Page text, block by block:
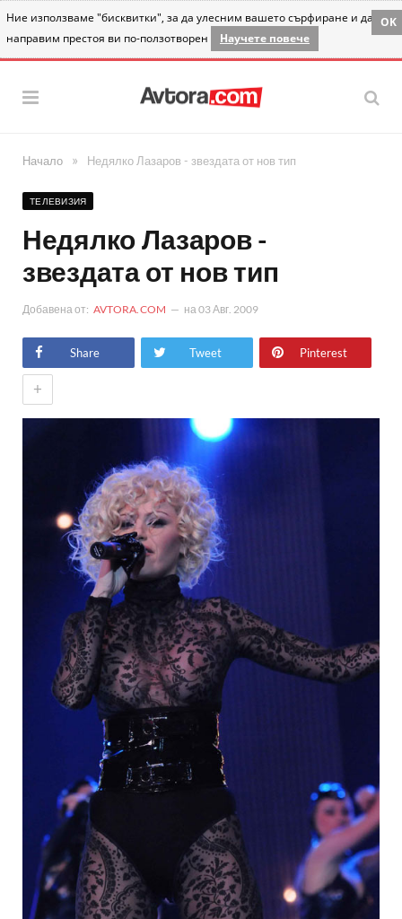
Ние използваме "бисквитки", за да улесним вашето сърфиране и да
направим престоя ви по-ползотворен
Научете повече
OK
Начало » Недялко Лазаров - звездата от нов тип
ТЕЛЕВИЗИЯ
Недялко Лазаров -
звездата от нов тип
Добавена от: AVTORA.COM на03 Авг. 2009
Share Tweet Pinterest
+